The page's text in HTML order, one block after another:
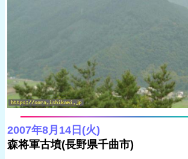
2007年8月14日(火)
森将軍古墳(長野県千曲市)